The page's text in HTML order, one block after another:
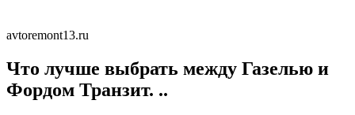
avtoremont13.ru
Что лучше выбрать между Газелью и
Фордом Транзит. ..